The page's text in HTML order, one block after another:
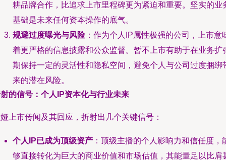
耕品牌合作，比追求上市里程碑更为紧迫和重要。坚实的业
基础是未来任何资本操作的底气。
规避过度曝光与风险：作为个人IP属性极强的公司，上市意
着更严格的信息披露和公众监督。暂不上市有助于在业务扩
期保持一定的灵活性和隐私空间，避免个人与公司过度捆绑
来的潜在风险。
的信号：个人IP资本化与行业未来
上市传闻及其回应，折射出几个关键信号：
个人IP已成为顶级资产 ：顶级主播的个人影响力和信任度，
够直接转化为巨大的商业价值和市场估值，其能量足以比肩